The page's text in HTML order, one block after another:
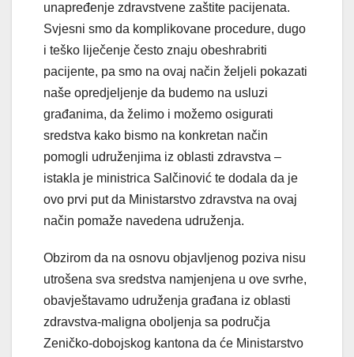
unapređenje zdravstvene zaštite pacijenata.
Svjesni smo da komplikovane procedure, dugo
i teško liječenje često znaju obeshrabriti
pacijente, pa smo na ovaj način željeli pokazati
naše opredjeljenje da budemo na usluzi
građanima, da želimo i možemo osigurati
sredstva kako bismo na konkretan način
pomogli udruženjima iz oblasti zdravstva –
istakla je ministrica Salčinović te dodala da je
ovo prvi put da Ministarstvo zdravstva na ovaj
način pomaže navedena udruženja.
Obzirom da na osnovu objavljenog poziva nisu
utrošena sva sredstva namjenjena u ove svrhe,
obavještavamo udruženja građana iz oblasti
zdravstva-maligna oboljenja sa područja
Zeničko-dobojskog kantona da će Ministarstvo